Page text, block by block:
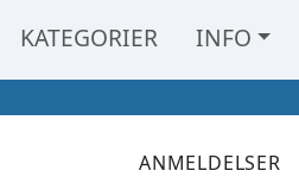
KATEGORIER INFO
ANMELDELSER